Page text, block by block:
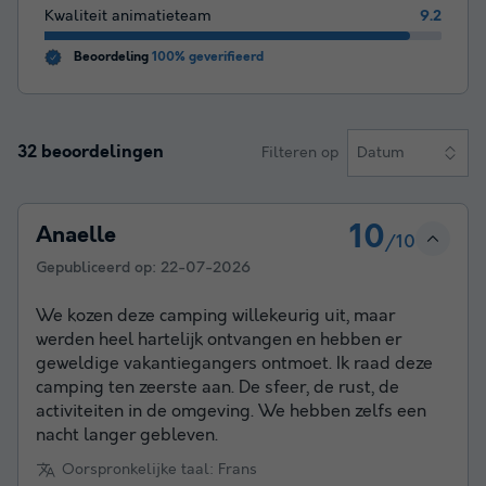
Kwaliteit animatieteam 9.2
Beoordeling 100% geverifieerd
32 beoordelingen Filteren op Datum
Anaelle 10/10
Gepubliceerd op: 22-07-2026
We kozen deze camping willekeurig uit, maar
werden heel hartelijk ontvangen en hebben er
geweldige vakantiegangers ontmoet. Ik raad deze
camping ten zeerste aan. De sfeer, de rust, de
activiteiten in de omgeving. We hebben zelfs een
nacht langer gebleven.
Oorspronkelijke taal: Frans